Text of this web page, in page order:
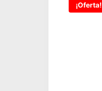
¡Oferta!